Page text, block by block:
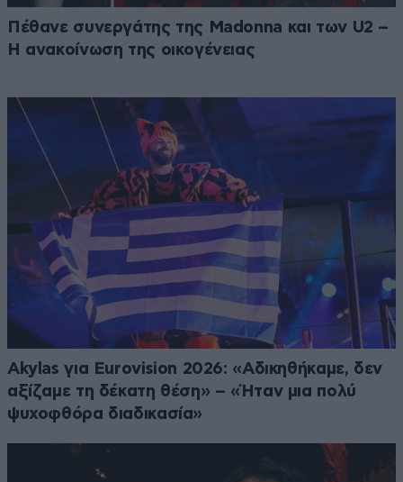
Πέθανε συνεργάτης της Madonna και των U2 –
Η ανακοίνωση της οικογένειας
Akylas για Eurovision 2026: «Aδικηθήκαμε, δεν
αξίζαμε τη δέκατη θέση» – «Ήταν μια πολύ
ψυχοφθόρα διαδικασία»